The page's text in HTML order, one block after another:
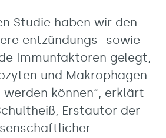
Studie haben wir den
entzündungs- sowie
Immunfaktoren gelegt,
und Makrophagen
können“, erklärt
Erstautor der